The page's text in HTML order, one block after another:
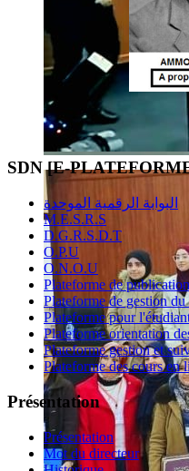
SDN [E-
البوابة الرقمية الموحدة
M.E.S.R.S
D.G.R.S.D.T
O.P.U
O.N.O.U
Plateforme de
Plateforme de gestion du
Plateforme pour
Plateforme orientation
Plateforme gestion et
Plateforme des cours en
Présentation
Présentation
Mot du directeur